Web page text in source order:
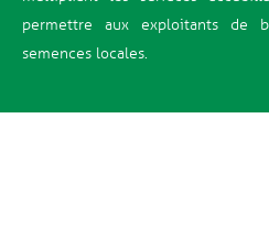
permettre aux exploitants de
semences locales.